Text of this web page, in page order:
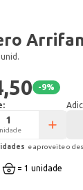
-9%
s e aproveite o
= 1 unidade